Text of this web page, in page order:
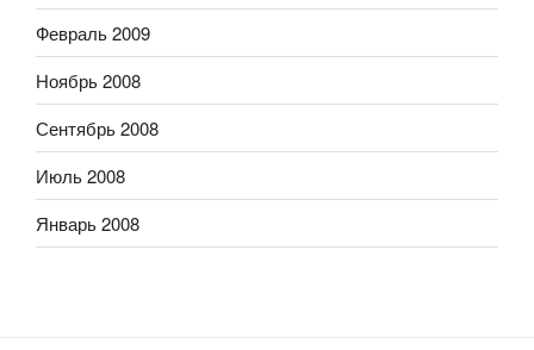
Февраль 2009
Ноябрь 2008
Сентябрь 2008
Июль 2008
Январь 2008